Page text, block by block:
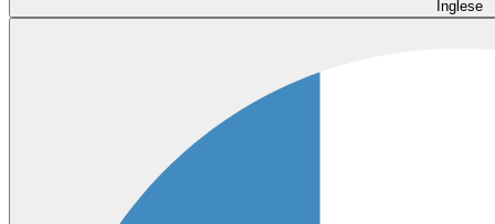
Inglese